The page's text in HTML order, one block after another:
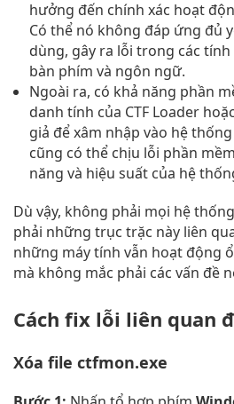
hưởng đến chính xác hoạt
Có thể nó không đáp ứng đủ
dùng, gây ra lỗi trong các
bàn phím và ngôn ngữ.
Ngoài ra, có khả năng phần
danh tính của CTF Loader
giả để xâm nhập vào hệ
cũng có thể chịu lỗi phần
năng và hiệu suất của hệ
Dù vậy, không phải mọi hệ
phải những trục trặc này liên
những máy tính vẫn hoạt động
mà không mắc phải các vấn đề
Cách fix lỗi liên quan
Xóa file ctfmon.exe